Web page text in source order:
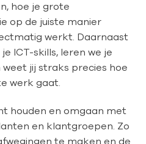
hoe je grote
op de juiste manier
werkt. Daarnaast
ICT-skills, leren we je
weet jij straks precies hoe
werk gaat.
houden en omgaan met
en klantgroepen. Zo
te maken en de